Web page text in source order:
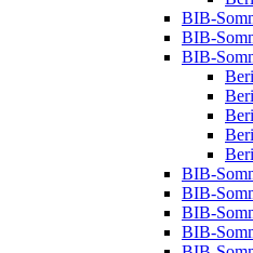
BIB-
BIB-
BIB-
BIB-
BIB-
BIB-
BIB-